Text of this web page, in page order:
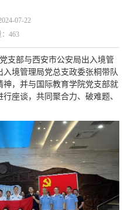
07-22
463
支部与西安市公安局出入境管
境管理局党总支政委张桐带队
，并与国际教育学院党支部就
座谈，共同聚合力、破难题、